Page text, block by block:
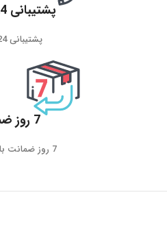
پشتیبانی 24 ساعته
پشتیبانی 24 ساعته
7 روز ضمانت
7 روز ضمانت بازگشت وجه